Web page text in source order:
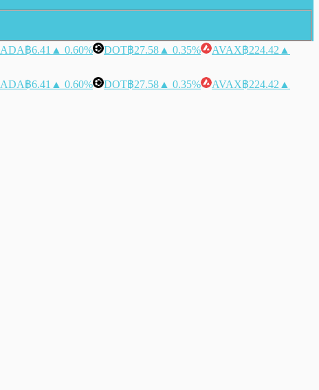
ADA฿6.41 ▲ 0.60% DOT฿27.58 ▲ 0.35% AVAX฿224.42 ▲
ADA฿6.41 ▲ 0.60% DOT฿27.58 ▲ 0.35% AVAX฿224.42 ▲